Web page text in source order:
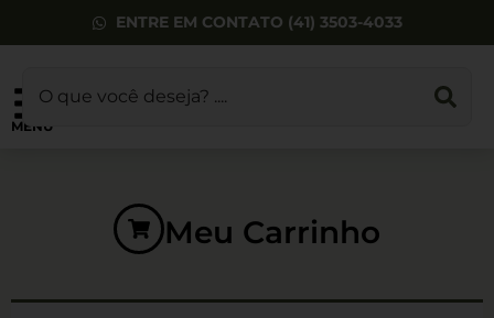
ENTRE EM CONTATO (41) 3503-4033
MENU
Meu Carrinho